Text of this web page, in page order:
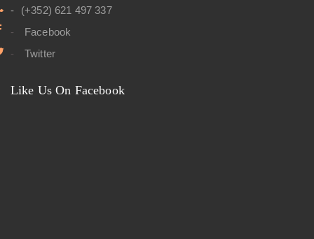
(+352) 621 497 337
Facebook
Twitter
Like Us On Facebook